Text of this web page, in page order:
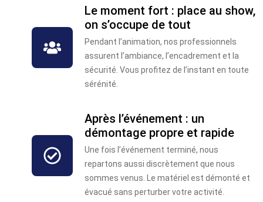
Le moment fort : place au show,
on s’occupe de tout
Pendant l’animation, nos professionnels
assurent l’ambiance, l’encadrement et la
sécurité. Vous profitez de l’instant en toute
sérénité.
Après l’événement : un
démontage propre et rapide
Une fois l’événement terminé, nous
repartons aussi discrètement que nous
sommes venus. Le matériel est démonté et
évacué sans perturber votre activité.